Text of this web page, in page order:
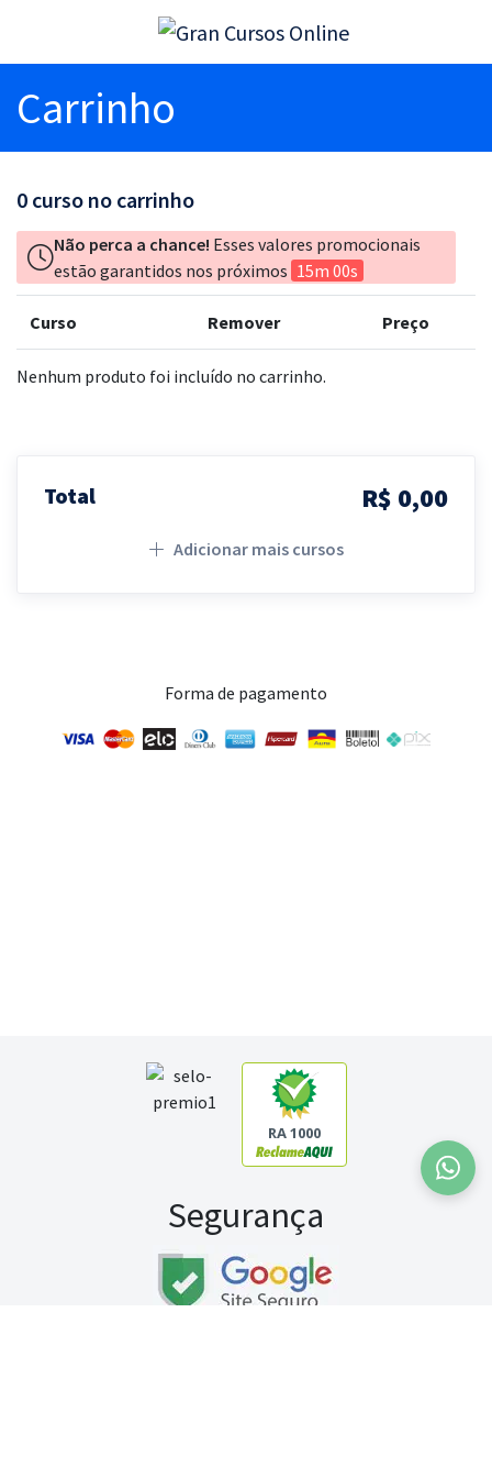
Carrinho
0 curso no carrinho
Não perca a chance! Esses valores promocionais
estão garantidos nos próximos 15m 00s
Curso Remover Preço
Nenhum produto foi incluído no carrinho.
Total R$ 0,00
Adicionar mais cursos
Forma de pagamento
RA 1000
Segurança